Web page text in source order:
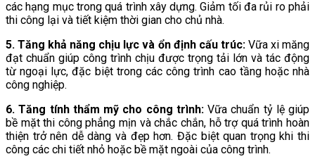
các hạng mục trong quá trình xây dựng. Giảm tối đa rủi ro phải
thi công lại và tiết kiệm thời gian cho chủ nhà.
5. Tăng khả năng chịu lực và ổn định cấu trúc:Vữa xi măng
đạt chuẩn giúp công trình chịu được trọng tải lớn và tác động
từ ngoại lực, đặc biệt trong các công trình cao tầng hoặc nhà
công nghiệp.
6. Tăng tính thẩm mỹ cho công trình:Vữa chuẩn tỷ lệ giúp
bề mặt thi công phẳng mịn và chắc chắn, hỗ trợ quá trình hoàn
thiện trở nên dễ dàng và đẹp hơn. Đặc biệt quan trọng khi thi
công các chi tiết nhỏ hoặc bề mặt ngoài của công trình.